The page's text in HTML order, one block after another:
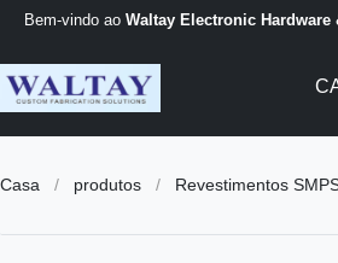
Bem-vindo ao Waltay Electronic Hardware
Casa / produtos / Revestimentos